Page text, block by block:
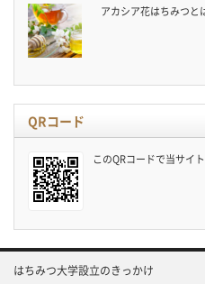
アカシア花はちみつと
QRコード
このQRコードで当サイ
はちみつ大学設立のきっかけ